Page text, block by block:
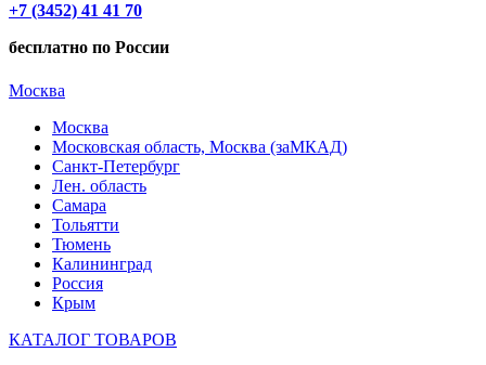
+7 (3452) 41 41 70
бесплатно по России
Москва
Москва
Московская область, Москва (заМКАД)
Санкт-Петербург
Лен. область
Самара
Тольятти
Тюмень
Калининград
Россия
Крым
КАТАЛОГ ТОВАРОВ